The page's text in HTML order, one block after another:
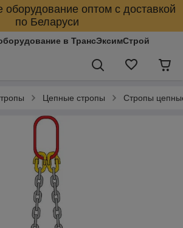
оборудование оптом с доставкой
по Беларуси
в ТрансЭксимСтрой
Цепные стропы Стропы